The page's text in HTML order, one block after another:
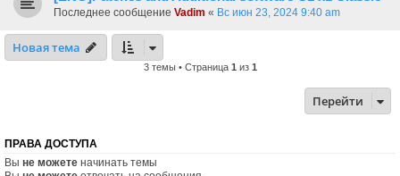
Последнее сообщение Vadim « Вс июн 23, 2024 9:40 am
Новая тема
3 темы • Страница 1 из 1
Перейти
ПРАВА ДОСТУПА
Вы не можете начинать темы